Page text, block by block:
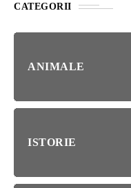
CATEGORII
ANIMALE
ISTORIE